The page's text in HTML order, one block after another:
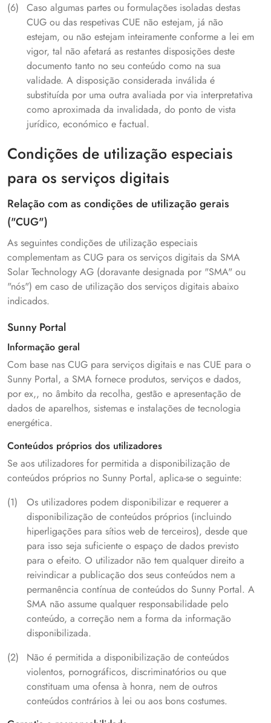
Caso algumas partes ou formulações isoladas destas
CUG ou das respetivas CUE não estejam, já não
estejam, ou não estejam inteiramente conforme a lei em
vigor, tal não afetará as restantes disposições deste
documento tanto no seu conteúdo como na sua
validade. A disposição considerada inválida é
substituída por uma outra avaliada por via interpretativa
como aproximada da invalidada, do ponto de vista
jurídico, económico e factual.
Condições de utilização especiais
para os serviços digitais
Relação com as condições de utilização gerais
("CUG")
As seguintes condições de utilização especiais
complementam as CUG para os serviços digitais da SMA
Solar Technology AG (doravante designada por "SMA" ou
"nós") em caso de utilização dos serviços digitais abaixo
indicados.
Sunny Portal
Informação geral
Com base nas CUG para serviços digitais e nas CUE para o
Sunny Portal, a SMA fornece produtos, serviços e dados,
por ex,, no âmbito da recolha, gestão e apresentação de
dados de aparelhos, sistemas e instalações de tecnologia
energética.
Conteúdos próprios dos utilizadores
Se aos utilizadores for permitida a disponibilização de
conteúdos próprios no Sunny Portal, aplica-se o seguinte:
Os utilizadores podem disponibilizar e requerer a
disponibilização de conteúdos próprios (incluindo
hiperligações para sítios web de terceiros), desde que
para isso seja suficiente o espaço de dados previsto
para o efeito. O utilizador não tem qualquer direito a
reivindicar a publicação dos seus conteúdos nem a
permanência contínua de conteúdos do Sunny Portal. A
SMA não assume qualquer responsabilidade pelo
conteúdo, a correção nem a forma da informação
disponibilizada.
Não é permitida a disponibilização de conteúdos
violentos, pornográficos, discriminatórios ou que
constituam uma ofensa à honra, nem de outros
conteúdos contrários à lei ou aos bons costumes.